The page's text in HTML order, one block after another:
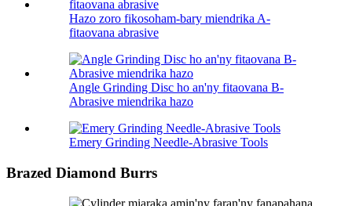
Hazo zoro fikosoham-bary miendrika A-
fitaovana abrasive
Angle Grinding Disc ho an'ny fitaovana B-
Abrasive miendrika hazo
Emery Grinding Needle-Abrasive Tools
Brazed Diamond Burrs